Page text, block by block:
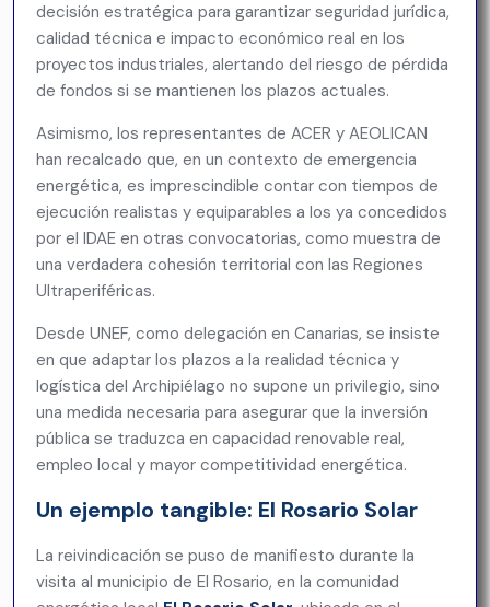
decisión estratégica para garantizar seguridad jurídica,
calidad técnica e impacto económico real en los
proyectos industriales, alertando del riesgo de pérdida
de fondos si se mantienen los plazos actuales.
Asimismo, los representantes de ACER y AEOLICAN
han recalcado que, en un contexto de emergencia
energética, es imprescindible contar con tiempos de
ejecución realistas y equiparables a los ya concedidos
por el IDAE en otras convocatorias, como muestra de
una verdadera cohesión territorial con las Regiones
Ultraperiféricas.
Desde UNEF, como delegación en Canarias, se insiste
en que adaptar los plazos a la realidad técnica y
logística del Archipiélago no supone un privilegio, sino
una medida necesaria para asegurar que la inversión
pública se traduzca en capacidad renovable real,
empleo local y mayor competitividad energética.
Un ejemplo tangible: El Rosario Solar
La reivindicación se puso de manifiesto durante la
visita al municipio de El Rosario, en la comunidad